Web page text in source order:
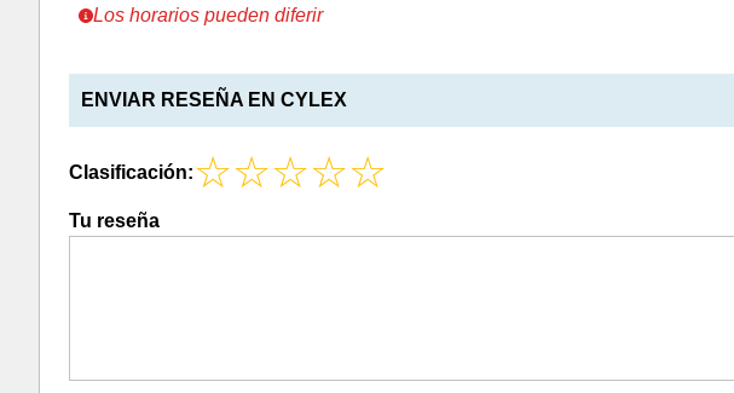
Los horarios pueden diferir
ENVIAR RESEÑA EN CYLEX
Clasificación:
Tu reseña